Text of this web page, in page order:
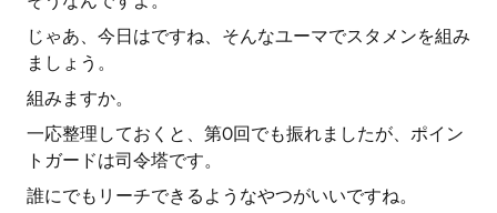
じゃあ、今日はですね、そんなユーマでスタメンを組み
ましょう。
組みますか。
一応整理しておくと、第0回でも振れましたが、ポイン
トガードは司令塔です。
誰にでもリーチできるようなやつがいいですね。